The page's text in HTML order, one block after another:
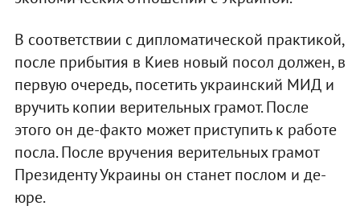
В соответствии с дипломатической практикой,
после прибытия в Киев новый посол должен, в
первую очередь, посетить украинский МИД и
вручить копии верительных грамот. После
этого он де-факто может приступить к работе
посла. После вручения верительных грамот
Президенту Украины он станет послом и де-
юре.